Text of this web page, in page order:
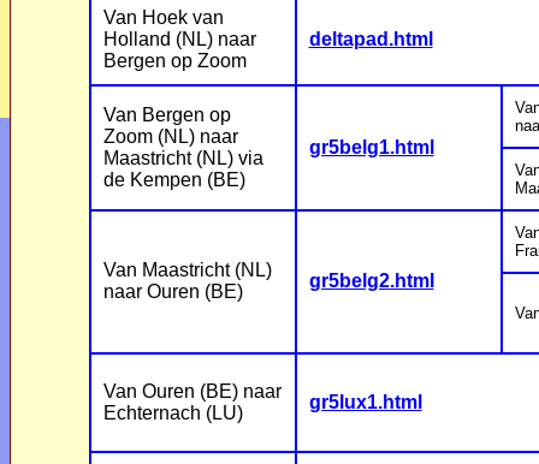
Van Hoek van
Holland (NL) naar
Bergen op Zoom
deltapad.html
Van Bergen op
Zoom (NL) naar
Maastricht (NL) via
de Kempen (BE)
gr5belg1.html
Van Maastricht (NL)
naar Ouren (BE)
gr5belg2.html
Van Ouren (BE) naar
Echternach (LU)
gr5lux1.html